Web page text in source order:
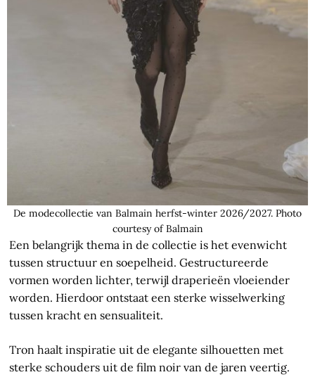
De modecollectie van Balmain herfst-winter 2026/2027. Photo
courtesy of Balmain
Een belangrijk thema in de collectie is het evenwicht
tussen structuur en soepelheid. Gestructureerde
vormen worden lichter, terwijl draperieën vloeiender
worden. Hierdoor ontstaat een sterke wisselwerking
tussen kracht en sensualiteit.
Tron haalt inspiratie uit de elegante silhouetten met
sterke schouders uit de film noir van de jaren veertig.